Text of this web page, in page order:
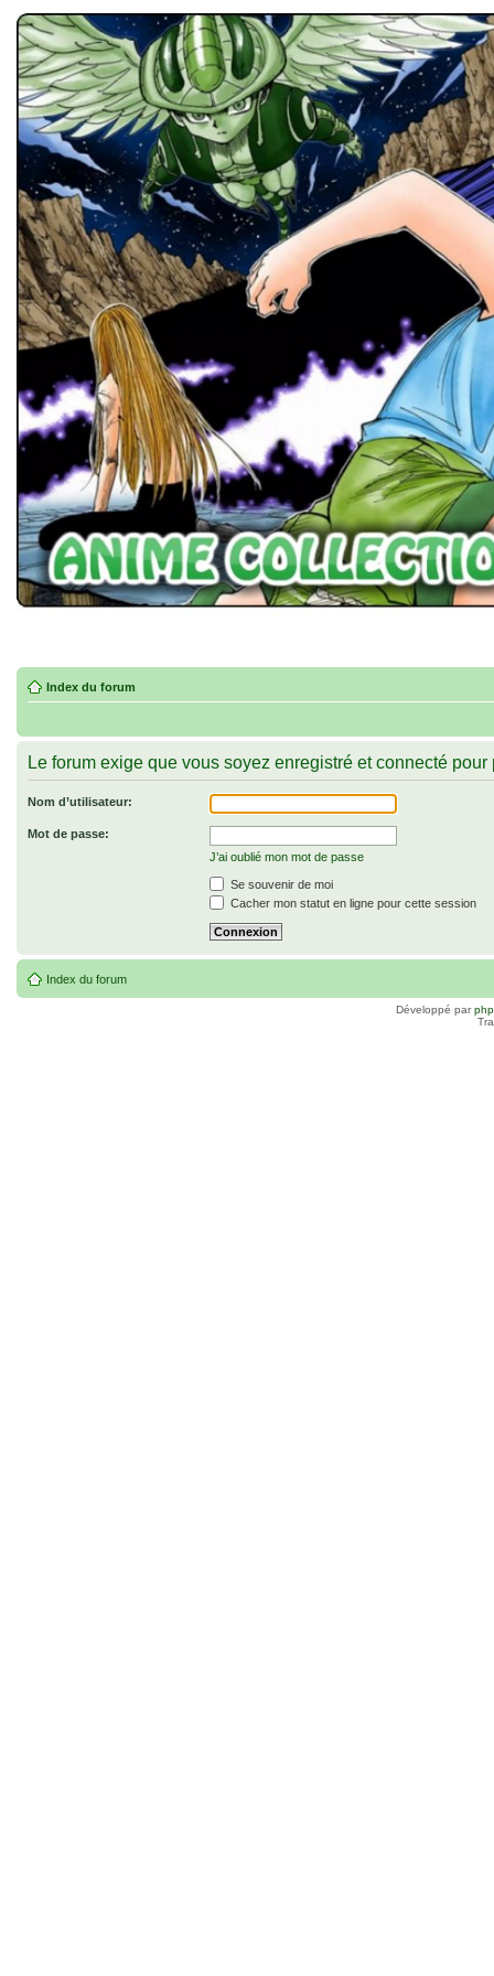
Index du forum
Le forum exige que vous soyez enregistré et connecté
Nom d’utilisateur:
Mot de passe:
J’ai oublié mon mot de passe
Se souvenir de moi
Cacher mon statut en ligne pour cette session
Index du forum
Développé par